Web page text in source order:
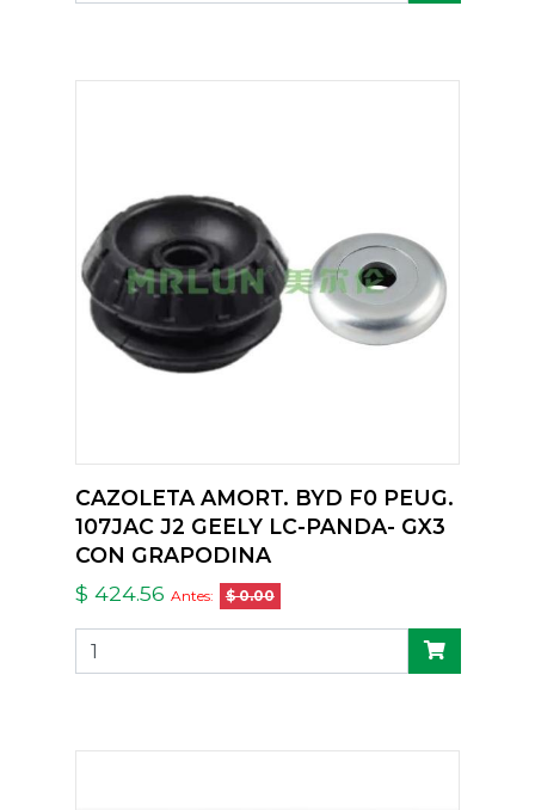
CAZOLETA AMORT. BYD F0 PEUG.
107JAC J2 GEELY LC-PANDA- GX3
CON GRAPODINA
$ 424.56 Antes: $ 0.00